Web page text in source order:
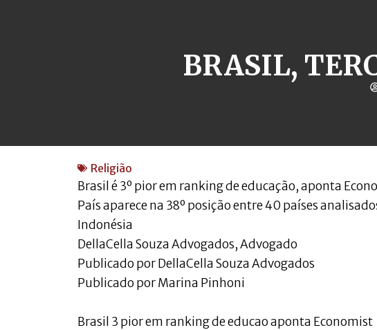
BRASIL,
Religião
Brasil é 3º pior em ranking de educação, aponta
País aparece na 38º posição entre 40 países
Indonésia
DellaCella Souza Advogados, Advogado
Publicado por DellaCella Souza Advogados
Publicado por Marina Pinhoni
Brasil 3 pior em ranking de educao aponta Economist